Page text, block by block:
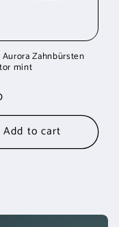
Aurora Zahnbürsten
mint
Add to cart